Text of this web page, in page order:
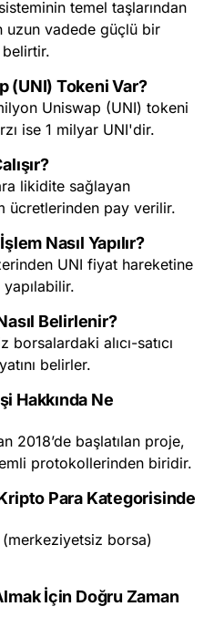
temel taşlarından
uzun vadede güçlü bir
(UNI) Tokeni Var?
Uniswap (UNI) tokeni
ise 1 milyar UNI'dir.
likidite sağlayan
ücretlerinden pay verilir.
Nasıl Yapılır?
UNI fiyat hareketine
yapılabilir.
Belirlenir?
alıcı-satıcı
belirler.
Hakkında Ne
2018’de başlatılan proje,
protokollerinden biridir.
Para Kategorisinde
borsa)
İçin Doğru Zaman